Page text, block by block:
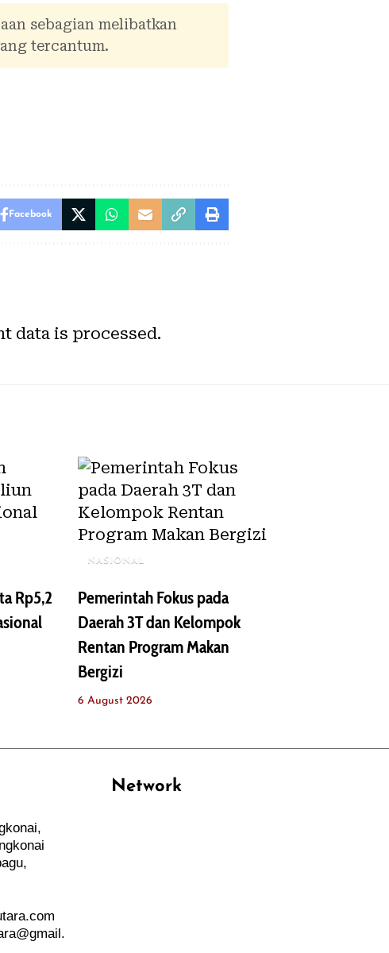
sebagian melibatkan
tercantum.
Facebook
data is processed.
Rp5,2
NASIONAL
Pemerintah Fokus pada
Daerah 3T dan Kelompok
Rentan Program Makan
Bergizi
6 August 2026
Network